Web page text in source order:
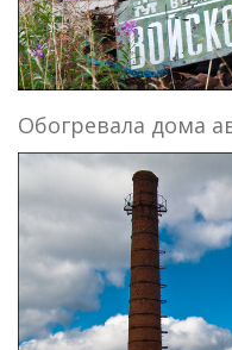
Обогревала дома